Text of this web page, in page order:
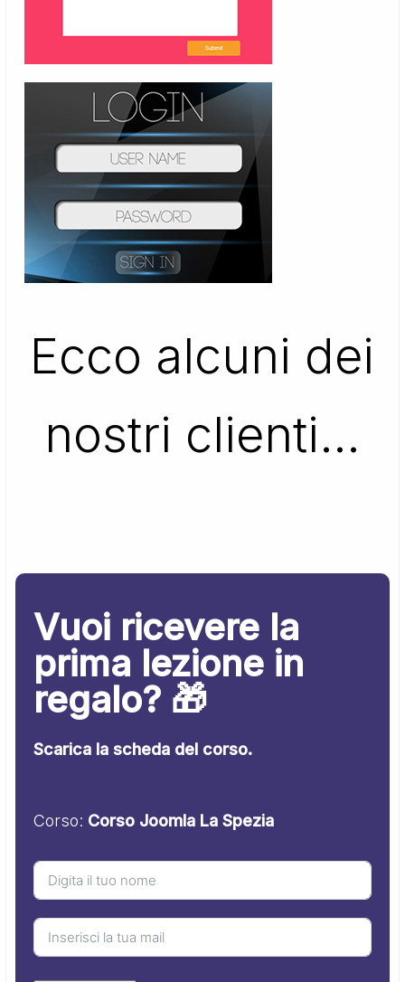
Ecco alcuni dei
nostri clienti…
Vuoi ricevere la
prima lezione in
regalo? 🎁
Scarica la scheda del corso.
Corso: Corso Joomla La Spezia